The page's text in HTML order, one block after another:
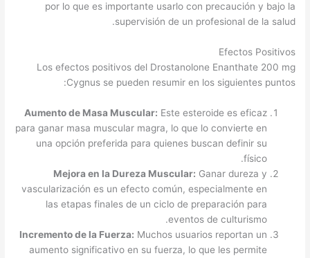
por lo que es importante usarlo con precaución y bajo la
supervisión de un profesional de la salud.
Efectos Positivos
Los efectos positivos del Drostanolone Enanthate 200 mg
Cygnus se pueden resumir en los siguientes puntos:
Aumento de Masa Muscular: Este esteroide es eficaz
para ganar masa muscular magra, lo que lo convierte en
una opción preferida para quienes buscan definir su
físico.
Mejora en la Dureza Muscular: Ganar dureza y
vascularización es un efecto común, especialmente en
las etapas finales de un ciclo de preparación para
eventos de culturismo.
Incremento de la Fuerza: Muchos usuarios reportan un
aumento significativo en su fuerza, lo que les permite